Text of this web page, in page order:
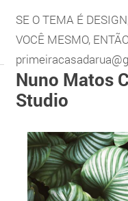
SE O TEMA É
VOCÊ MESMO,
Nuno Matos
Studio